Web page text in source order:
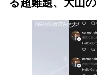
る超難題、大山